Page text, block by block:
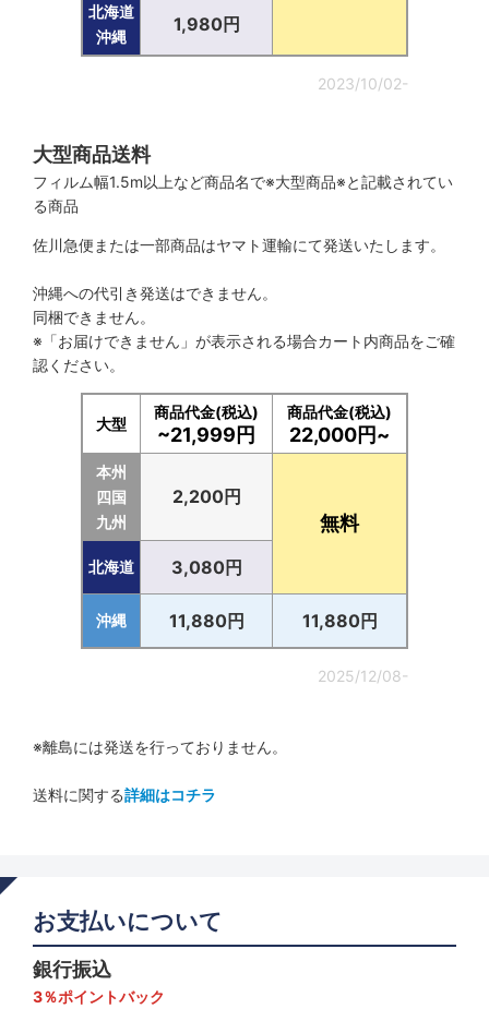
北海道
沖縄
1,980円
2023/10/02-
大型商品送料
フィルム幅1.5m以上など商品名で※大型商品※と記載されてい
る商品
佐川急便または一部商品はヤマト運輸にて発送いたします。
沖縄への代引き発送はできません。
同梱できません。
※「お届けできません」が表示される場合カート内商品をご確
認ください。
大型
商品代金(税込)
~21,999円
商品代金(税込)
22,000円~
本州
四国
九州
2,200円
無料
北海道 3,080円
沖縄 11,880円 11,880円
2025/12/08-
※離島には発送を行っておりません。
送料に関する詳細はコチラ
お支払いについて
銀行振込
3％ポイントバック